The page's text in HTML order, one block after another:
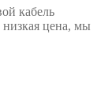
кабель
цена, мы